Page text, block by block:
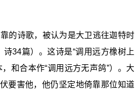
的诗歌，被认为是大卫逃往迦特时
诗34篇）。这诗是“调用远方橡树上
和合本作“调用远方无声鸽”）。大
要害他，他仍坚定地倚靠那位知道